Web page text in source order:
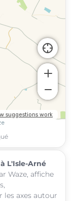
L'Isle-Arné
Waze, affiche
les axes autour